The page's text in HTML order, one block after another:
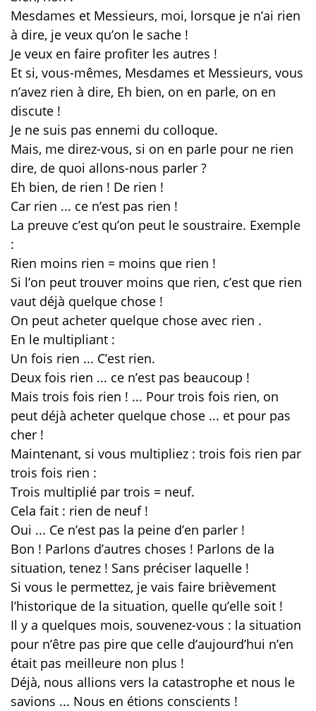
Mesdames et Messieurs, moi, lorsque je n’ai rien
à dire, je veux qu’on le sache !
Je veux en faire profiter les autres !
Et si, vous-mêmes, Mesdames et Messieurs, vous
n’avez rien à dire, Eh bien, on en parle, on en
discute !
Je ne suis pas ennemi du colloque.
Mais, me direz-vous, si on en parle pour ne rien
dire, de quoi allons-nous parler ?
Eh bien, de rien ! De rien !
Car rien ... ce n’est pas rien !
La preuve c’est qu’on peut le soustraire. Exemple
:
Rien moins rien = moins que rien !
Si l’on peut trouver moins que rien, c’est que rien
vaut déjà quelque chose !
On peut acheter quelque chose avec rien .
En le multipliant :
Un fois rien ... C’est rien.
Deux fois rien ... ce n’est pas beaucoup !
Mais trois fois rien ! ... Pour trois fois rien, on
peut déjà acheter quelque chose ... et pour pas
cher !
Maintenant, si vous multipliez : trois fois rien par
trois fois rien :
Trois multiplié par trois = neuf.
Cela fait : rien de neuf !
Oui ... Ce n’est pas la peine d’en parler !
Bon ! Parlons d’autres choses ! Parlons de la
situation, tenez ! Sans préciser laquelle !
Si vous le permettez, je vais faire brièvement
l’historique de la situation, quelle qu’elle soit !
Il y a quelques mois, souvenez-vous : la situation
pour n’être pas pire que celle d’aujourd’hui n’en
était pas meilleure non plus !
Déjà, nous allions vers la catastrophe et nous le
savions ... Nous en étions conscients !